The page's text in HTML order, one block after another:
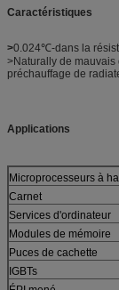
Caractéristiques
>0.024℃-dans la
>Naturally de
préchauffage de
Applications
Microprocesseurs à
Carnet
Services d'ordinateur
Modules de mémoire
Puces de cachette
IGBTs